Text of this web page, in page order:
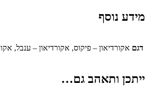
מידע נוסף
דגם אקורדיאון – פיקוס, אקורדיאון – ענבל,
ייתכן ותאהב גם…